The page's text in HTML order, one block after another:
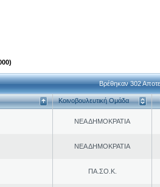
Βρέθηκαν 302
Κοινοβουλευτική Ομάδα
ΝΕΑ ΔΗΜΟΚΡΑΤΙΑ
ΝΕΑ ΔΗΜΟΚΡΑΤΙΑ
ΠΑ.ΣΟ.Κ.